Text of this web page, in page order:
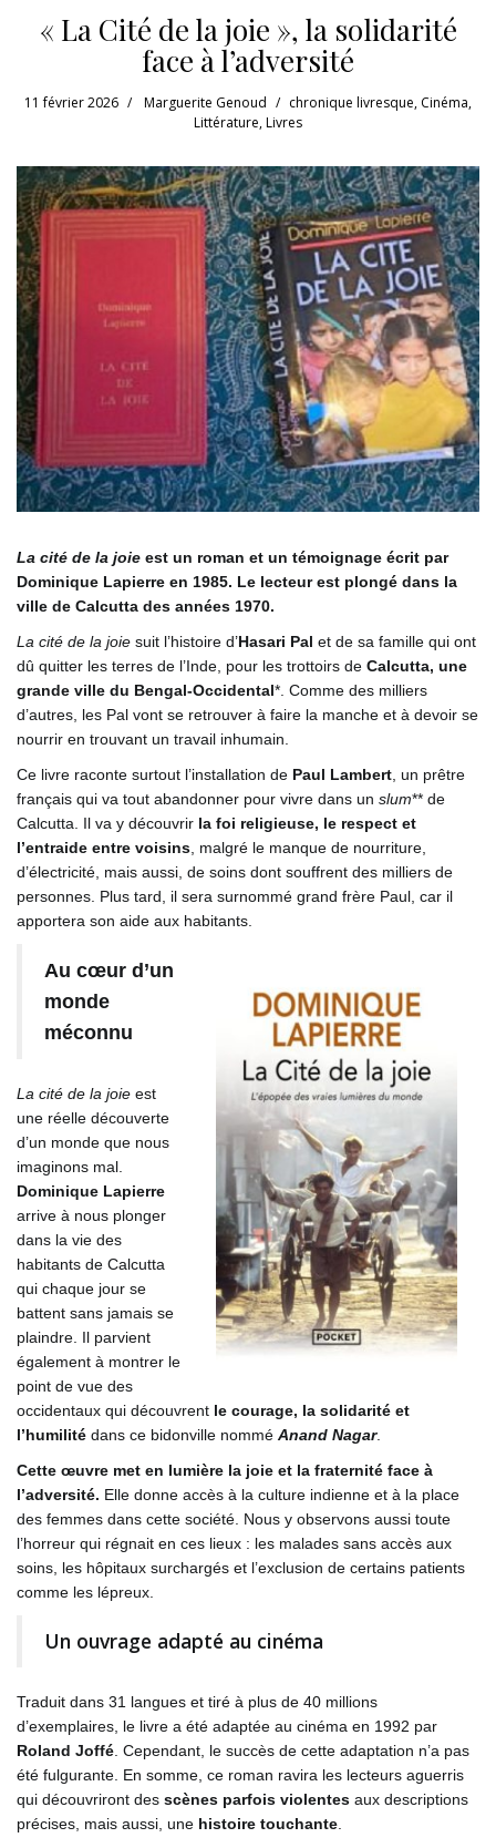
« La Cité de la joie », la solidarité
face à l’adversité
11 février 2026 Marguerite Genoud chronique livresque, Cinéma,
Littérature,Livres
La cité de la joie est un roman et un témoignage écrit par
Dominique Lapierre en 1985. Le lecteur est plongé dans la
ville de Calcutta des années 1970.
La cité de la joie suit l’histoire d’Hasari Pal et de sa famille qui ont
dû quitter les terres de l’Inde, pour les trottoirs de Calcutta, une
grande ville du Bengal-Occidental*. Comme des milliers
d’autres, les Pal vont se retrouver à faire la manche et à devoir se
nourrir en trouvant un travail inhumain.
Ce livre raconte surtout l’installation de Paul Lambert , un prêtre
français qui va tout abandonner pour vivre dans un slum** de
Calcutta. Il va y découvrir la foi religieuse, le respect et
l’entraide entre voisins , malgré le manque de nourriture,
d’électricité, mais aussi, de soins dont souffrent des milliers de
personnes. Plus tard, il sera surnommé grand frère Paul, car il
apportera son aide aux habitants.
Au cœur d’un
monde
méconnu
La cité de la joie est
une réelle découverte
d’un monde que nous
imaginons mal.
Dominique Lapierre
arrive à nous plonger
dans la vie des
habitants de Calcutta
qui chaque jour se
battent sans jamais se
plaindre. Il parvient
également à montrer le
point de vue des
occidentaux qui découvrent le courage, la solidarité et
l’humilité dans ce bidonville nommé Anand Nagar.
Cette œuvre met en lumière la joie et la fraternité face à
l’adversité. Elle donne accès à la culture indienne et à la place
des femmes dans cette société. Nous y observons aussi toute
l’horreur qui régnait en ces lieux : les malades sans accès aux
soins, les hôpitaux surchargés et l’exclusion de certains patients
comme les lépreux.
Un ouvrage adapté au cinéma
Traduit dans 31 langues et tiré à plus de 40 millions
d’exemplaires, le livre a été adaptée au cinéma en 1992 par
Roland Joffé . Cependant, le succès de cette adaptation n’a pas
été fulgurante. En somme, ce roman ravira les lecteurs aguerris
qui découvriront des scènes parfois violentes aux descriptions
précises, mais aussi, une histoire touchante